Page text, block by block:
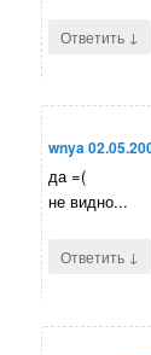
Ответить ↓
wnya
да =(
не видно...
Ответить ↓